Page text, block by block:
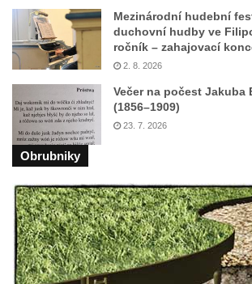
Dům čp. 26 ve Velenicích
Dům čp. 31 ve Velenicích
Dům čp. 121 ve Velenicích
Dům čp. 155 ve Velenicích
Dům čp. 33 – bývalá škola ve Velenicích
Bývalá fara ve Velenicích
Dům ev.č. 26 ve Velenicích
Dům čp. 68 ve Velenicích
Dům čp. 67 ve Svojkově
Torzo domu čp. 6 ve Svojkově
Městské divadlo Chomutov
Mezinárodní hudební
duchovní hudby ve
ročník – zahajovací
2. 8. 2026
Večer na počest Jakuba
(1856–1909)
23. 7. 2026
Obrubniky